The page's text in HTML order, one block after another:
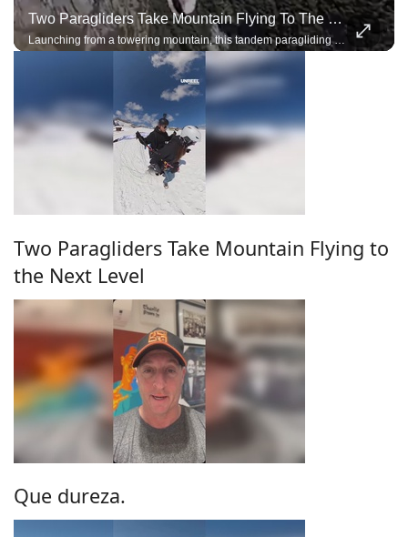
Two Paragliders Take Mountain Flying To The Next Level
Launching from a towering mountain, this tandem paragliding team performs breathtaking acro maneuvers under a single wing, demonstrating incredible trust, precision, and control.
Two Paragliders Take Mountain Flying to
the Next Level
Que dureza.